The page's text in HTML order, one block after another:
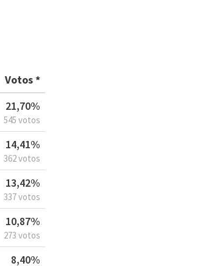
Votos *
21,70%
545 votos
14,41%
362 votos
13,42%
337 votos
10,87%
273 votos
8,40%